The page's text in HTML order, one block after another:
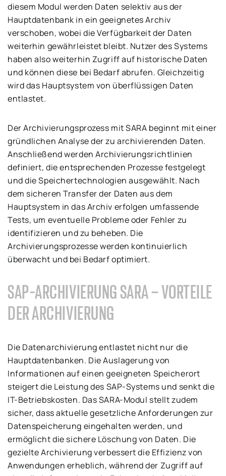
diesem Modul werden Daten selektiv aus der
Hauptdatenbank in ein geeignetes Archiv
verschoben, wobei die Verfügbarkeit der Daten
weiterhin gewährleistet bleibt. Nutzer des Systems
haben also weiterhin Zugriff auf historische Daten
und können diese bei Bedarf abrufen. Gleichzeitig
wird das Hauptsystem von überflüssigen Daten
entlastet.
Der Archivierungsprozess mit SARA beginnt mit einer
gründlichen Analyse der zu archivierenden Daten.
Anschließend werden Archivierungsrichtlinien
definiert, die entsprechenden Prozesse festgelegt
und die Speichertechnologien ausgewählt. Nach
dem sicheren Transfer der Daten aus dem
Hauptsystem in das Archiv erfolgen umfassende
Tests, um eventuelle Probleme oder Fehler zu
identifizieren und zu beheben. Die
Archivierungsprozesse werden kontinuierlich
überwacht und bei Bedarf optimiert.
SAP-ARCHIVIERUNG SARA – VORTEILE
DER ARCHIVIERUNG
Die Datenarchivierung entlastet nicht nur die
Hauptdatenbanken. Die Auslagerung von
Informationen auf einen geeigneten Speicherort
steigert die Leistung des SAP-Systems und senkt die
IT-Betriebskosten. Das SARA-Modul stellt zudem
sicher, dass aktuelle gesetzliche Anforderungen zur
Datenspeicherung eingehalten werden, und
ermöglicht die sichere Löschung von Daten. Die
gezielte Archivierung verbessert die Effizienz von
Anwendungen erheblich, während der Zugriff auf